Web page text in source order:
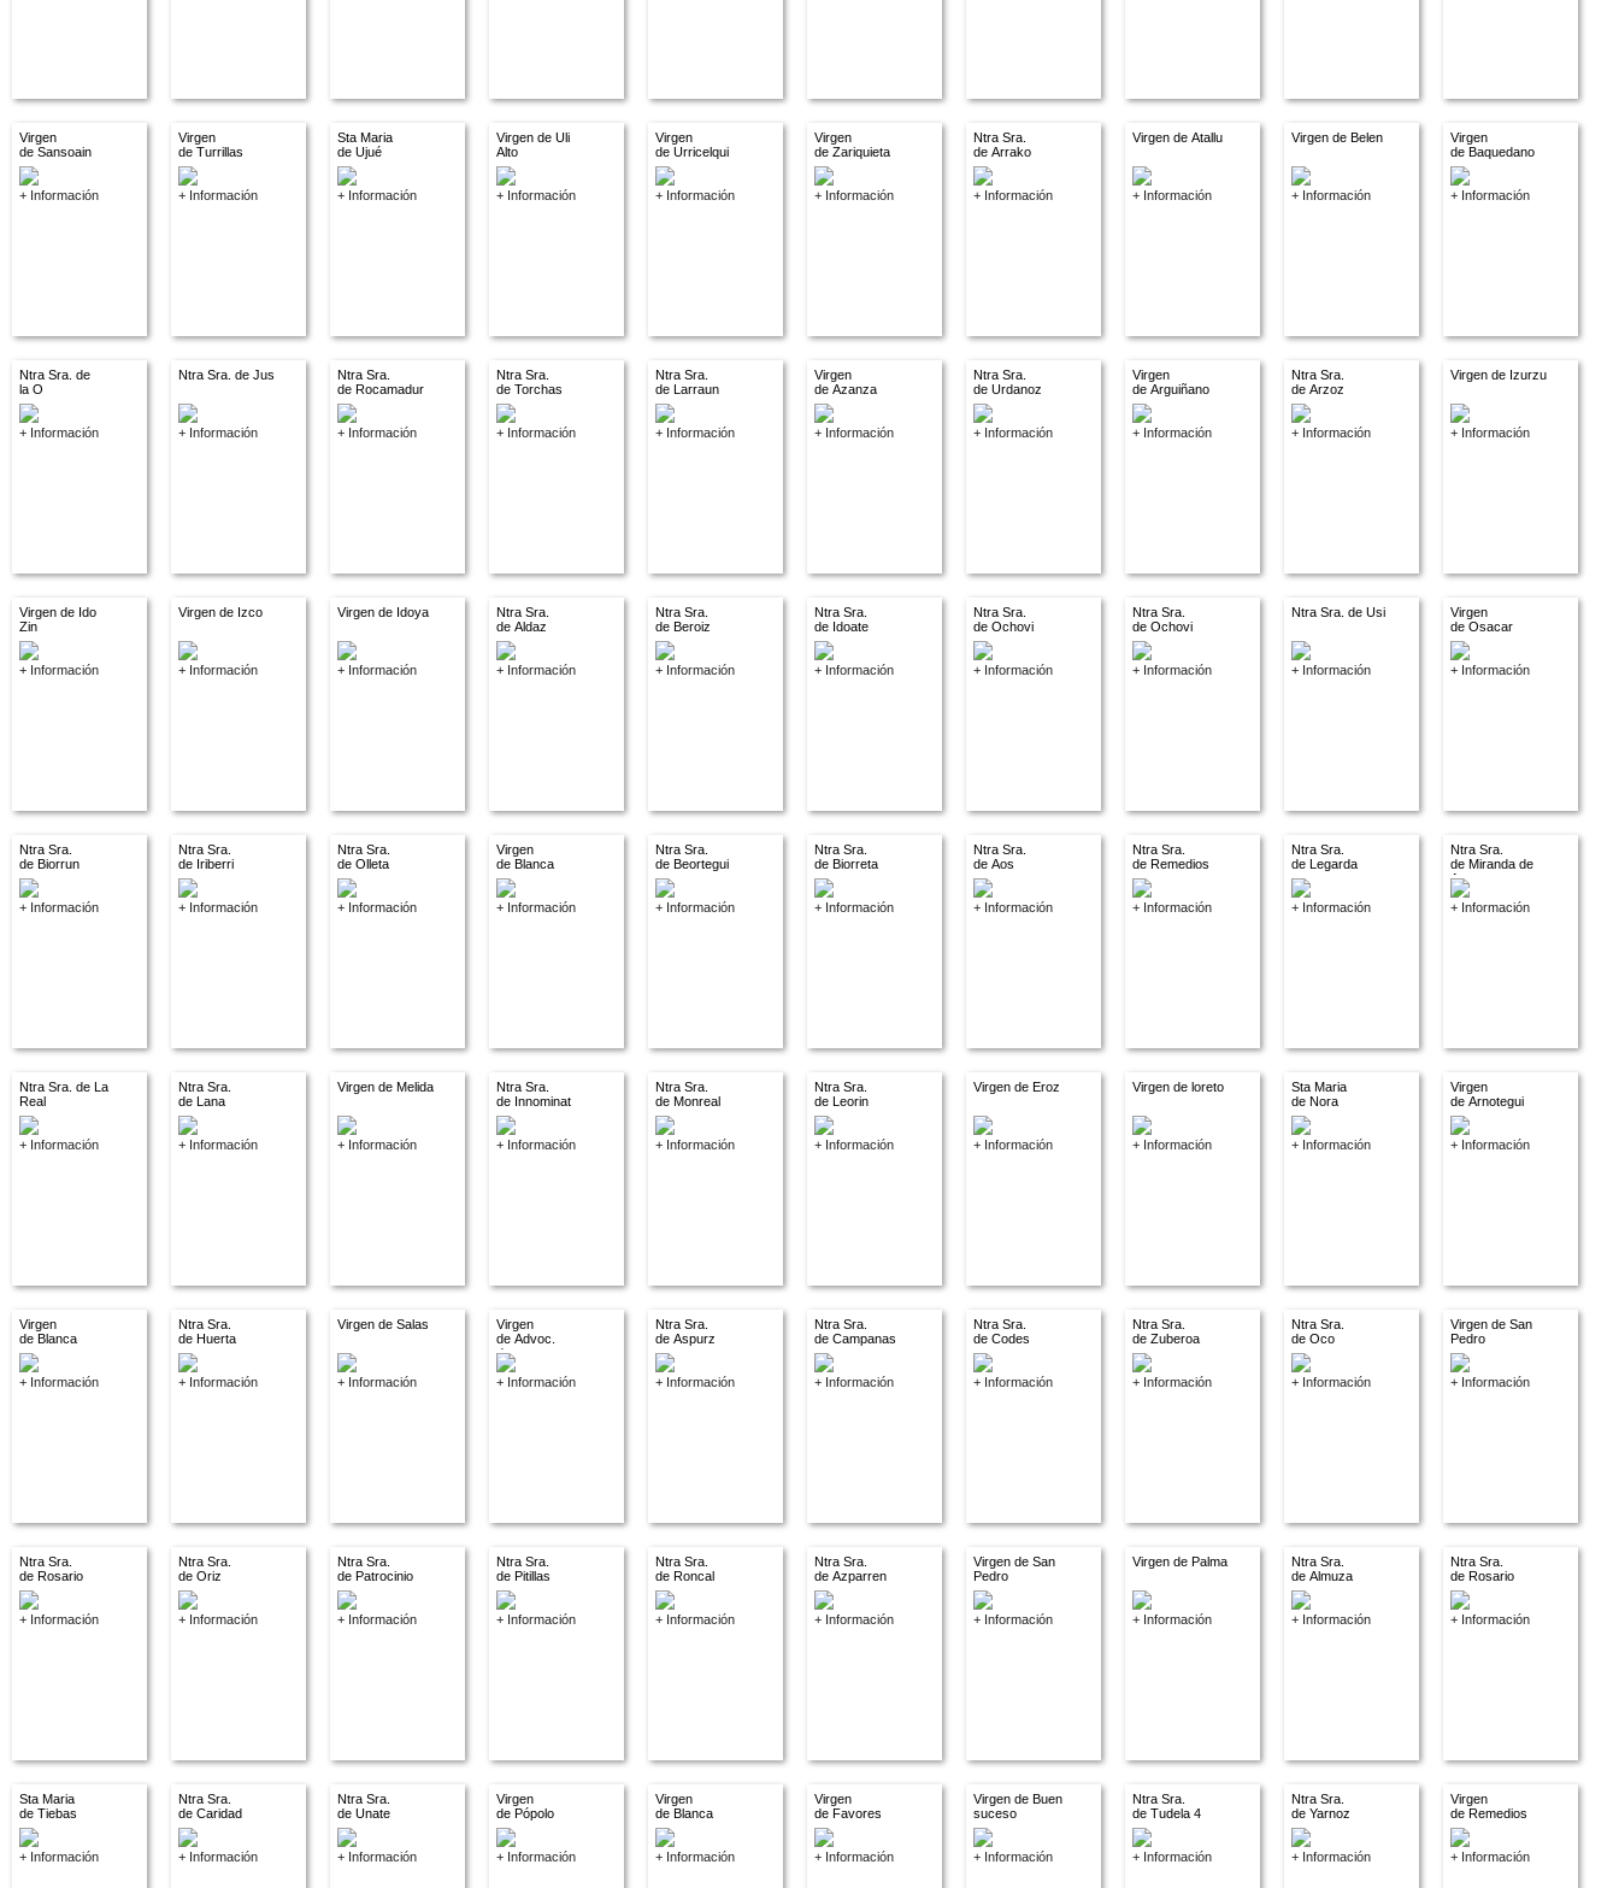
Virgen
de Sansoain
+ Información
Virgen
de Turrillas
+ Información
Sta Maria
de Ujué
+ Información
Virgen de Uli
Alto
+ Información
Virgen
de Urricelqui
+ Información
Virgen
de Zariquieta
+ Información
Ntra Sra.
de Arrako
+ Información
Virgen de Atallu
+ Información
Virgen de Belen
+ Información
Virgen
de Baquedano
+ Información
Ntra Sra. de
la O
+ Información
Ntra Sra. de Jus
+ Información
Ntra Sra.
de Rocamadur
+ Información
Ntra Sra.
de Torchas
+ Información
Ntra Sra.
de Larraun
+ Información
Virgen
de Azanza
+ Información
Ntra Sra.
de Urdanoz
+ Información
Virgen
de Arguiñano
+ Información
Ntra Sra.
de Arzoz
+ Información
Virgen de Izurzu
+ Información
Virgen de Ido
Zin
+ Información
Virgen de Izco
+ Información
Virgen de Idoya
+ Información
Ntra Sra.
de Aldaz
+ Información
Ntra Sra.
de Beroiz
+ Información
Ntra Sra.
de Idoate
+ Información
Ntra Sra.
de Ochovi
+ Información
Ntra Sra.
de Ochovi
+ Información
Ntra Sra. de Usi
+ Información
Virgen
de Osacar
+ Información
Ntra Sra.
de Biorrun
+ Información
Ntra Sra.
de Iriberri
+ Información
Ntra Sra.
de Olleta
+ Información
Virgen
de Blanca
+ Información
Ntra Sra.
de Beortegui
+ Información
Ntra Sra.
de Biorreta
+ Información
Ntra Sra.
de Aos
+ Información
Ntra Sra.
de Remedios
+ Información
Ntra Sra.
de Legarda
+ Información
Ntra Sra.
de Miranda de
Arga
+ Información
Ntra Sra. de La
Real
+ Información
Ntra Sra.
de Lana
+ Información
Virgen de Melida
+ Información
Ntra Sra.
de Innominat
+ Información
Ntra Sra.
de Monreal
+ Información
Ntra Sra.
de Leorin
+ Información
Virgen de Eroz
+ Información
Virgen de loreto
+ Información
Sta Maria
de Nora
+ Información
Virgen
de Arnotegui
+ Información
Virgen
de Blanca
+ Información
Ntra Sra.
de Huerta
+ Información
Virgen de Salas
+ Información
Virgen
de Advoc.
descon.
+ Información
Ntra Sra.
de Aspurz
+ Información
Ntra Sra.
de Campanas
+ Información
Ntra Sra.
de Codes
+ Información
Ntra Sra.
de Zuberoa
+ Información
Ntra Sra.
de Oco
+ Información
Virgen de San
Pedro
+ Información
Ntra Sra.
de Rosario
+ Información
Ntra Sra.
de Oriz
+ Información
Ntra Sra.
de Patrocinio
+ Información
Ntra Sra.
de Pitillas
+ Información
Ntra Sra.
de Roncal
+ Información
Ntra Sra.
de Azparren
+ Información
Virgen de San
Pedro
+ Información
Virgen de Palma
+ Información
Ntra Sra.
de Almuza
+ Información
Ntra Sra.
de Rosario
+ Información
Sta Maria
de Tiebas
+ Información
Ntra Sra.
de Caridad
+ Información
Ntra Sra.
de Unate
+ Información
Virgen
de Pópolo
+ Información
Virgen
de Blanca
+ Información
Virgen
de Favores
+ Información
Virgen de Buen
suceso
+ Información
Ntra Sra.
de Tudela 4
+ Información
Ntra Sra.
de Yarnoz
+ Información
Virgen
de Remedios
+ Información